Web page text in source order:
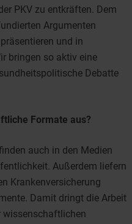
PKV zu entkräften. Dem
Argumenten
und in
bringen so aktiv eine
Debatte
Formate aus?
auch in den Medien
Außerdem liefern
Krankenversicherung
Damit dringt die Arbeit
wissenschaftlichen